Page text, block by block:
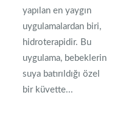
yapılan en yaygın
uygulamalardan biri,
hidroterapidir. Bu
uygulama, bebeklerin
suya batırıldığı özel
bir küvette...